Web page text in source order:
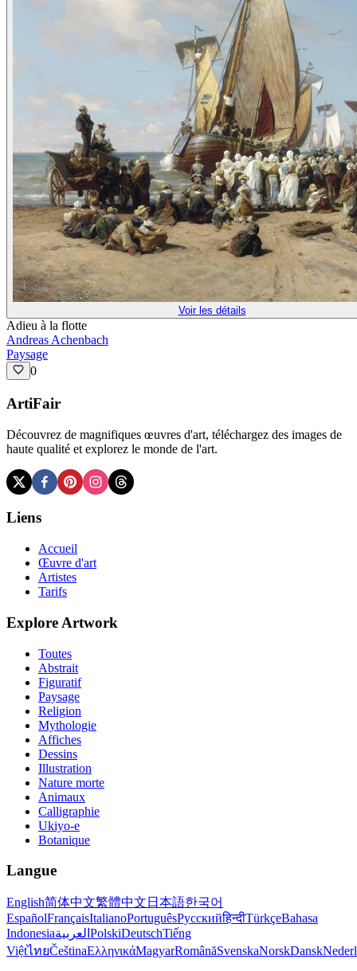
Voir les détails
Adieu à la flotte
Andreas Achenbach
Paysage
0
ArtiFair
Découvrez de magnifiques œuvres d'art, téléchargez des images de
haute qualité et explorez le monde de l'art.
Liens
Accueil
Œuvre d'art
Artistes
Tarifs
Explore Artwork
Toutes
Abstrait
Figuratif
Paysage
Religion
Mythologie
Affiches
Dessins
Illustration
Nature morte
Animaux
Calligraphie
Ukiyo-e
Botanique
Langue
English简体中文繁體中文 日本語한국어
EspañolFrançaisItalianoPortuguêsРусскийहिन्दीTürkçeBahasa
Indonesiaالعربية PolskiDeutschTiếng
ViệtไทยČeštinaΕλληνικάMagyarRomânăSvenskaNorskDansk